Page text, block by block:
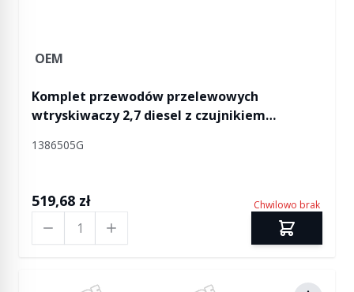
OEM
Komplet przewodów przelewowych
wtryskiwaczy 2,7 diesel z czujnikiem
/ RR Sport
1386505G
519,68 zł Chwilowo brak